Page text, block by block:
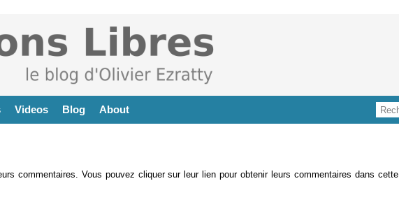
Videos Blog About
commentaires. Vous pouvez cliquer sur leur lien pour obtenir leurs commentaires dans cette